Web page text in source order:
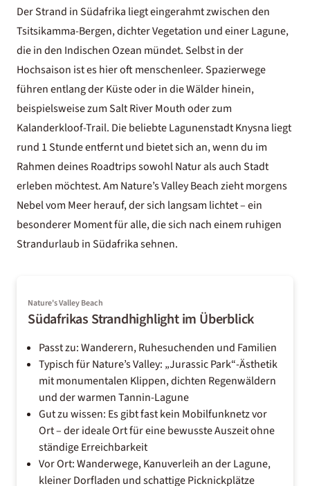
Der Strand in Südafrika liegt eingerahmt zwischen den
Tsitsikamma-Bergen, dichter Vegetation und einer Lagune,
die in den Indischen Ozean mündet. Selbst in der
Hochsaison ist es hier oft menschenleer. Spazierwege
führen entlang der Küste oder in die Wälder hinein,
beispielsweise zum Salt River Mouth oder zum
Kalanderkloof-Trail. Die beliebte Lagunenstadt Knysna liegt
rund 1 Stunde entfernt und bietet sich an, wenn du im
Rahmen deinesRoadtripssowohl Natur als auch Stadt
erleben möchtest. Am Nature’s Valley Beach zieht morgens
Nebel vom Meer herauf, der sich langsam lichtet – ein
besonderer Moment für alle, die sich nach einem ruhigen
Strandurlaub inSüdafrikasehnen.
Nature's Valley Beach
Südafrikas Strandhighlight im Überblick
Passt zu: Wanderern, Ruhesuchenden und Familien
Typisch für Nature’s Valley: „Jurassic Park“-Ästhetik
mit monumentalen Klippen, dichten Regenwäldern
und der warmen Tannin-Lagune
Gut zu wissen: Es gibt fast kein Mobilfunknetz vor
Ort – der ideale Ort für eine bewusste Auszeit ohne
ständige Erreichbarkeit
Vor Ort: Wanderwege, Kanuverleih an der Lagune,
kleiner Dorfladen und schattige Picknickplätze